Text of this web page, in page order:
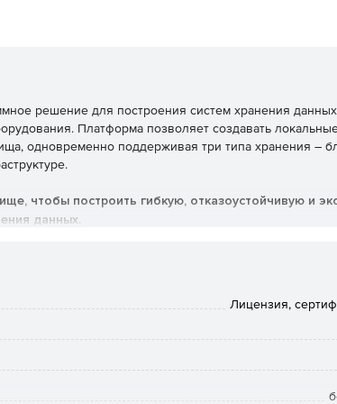
решение для построения систем хранения
Платформа позволяет создавать
одновременно поддерживая три типа хранения –
чтобы построить гибкую, отказоустойчивую и
данных.
решения Кибер
В одном кластере можно формировать пулы с разной
сбалансированные по скорости, объёму и
Лицензия,